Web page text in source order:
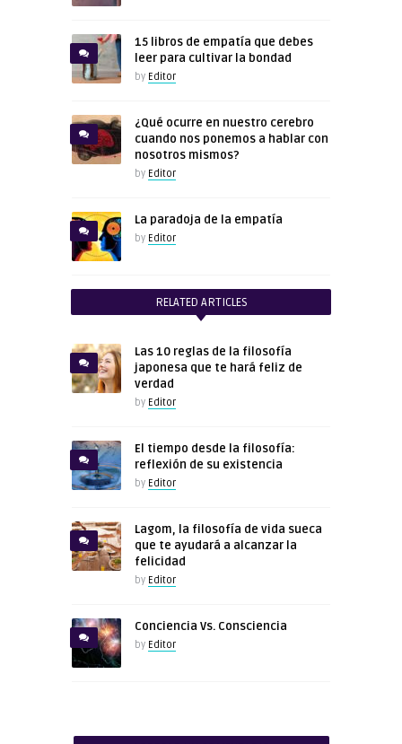
15 libros de empatía que debes
leer para cultivar la bondad
by Editor
¿Qué ocurre en nuestro cerebro
cuando nos ponemos a hablar con
nosotros mismos?
by Editor
La paradoja de la empatía
by Editor
RELATED ARTICLES
Las 10 reglas de la filosofía
japonesa que te hará feliz de
verdad
by Editor
El tiempo desde la filosofía:
reflexión de su existencia
by Editor
Lagom, la filosofía de vida sueca
que te ayudará a alcanzar la
felicidad
by Editor
Conciencia Vs. Consciencia
by Editor